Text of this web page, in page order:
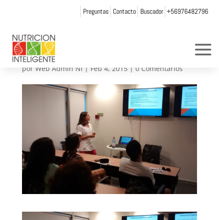
Preguntas Contacto Buscador +56976482796
IMG_20150203_20241902
4
por Web Admin NI | Feb 4, 2015| 0 Comentarios